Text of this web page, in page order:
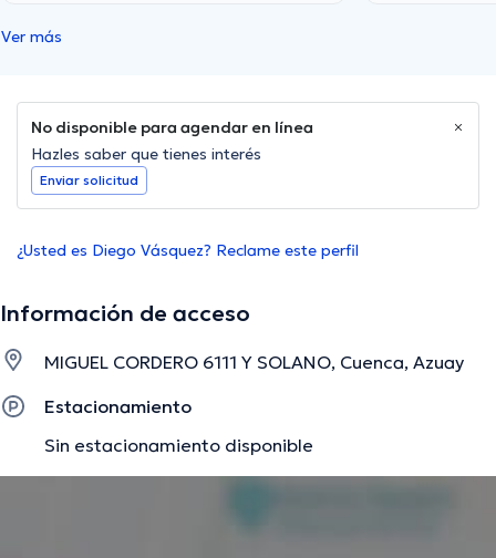
Ver más
No disponible para agendar en línea
Hazles saber que tienes interés
Enviar solicitud
¿Usted es Diego Vásquez? Reclame este perfil
Información de acceso
MIGUEL CORDERO 6111 Y SOLANO, Cuenca, Azuay
Estacionamiento
Sin estacionamiento disponible